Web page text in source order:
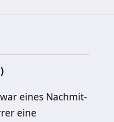
eines Nach­mit­
eine